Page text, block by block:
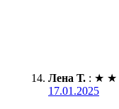
Лена Т. : ★ ★
17.01.2025